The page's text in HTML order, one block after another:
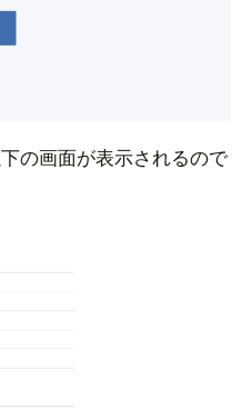
の画面が表示されるので